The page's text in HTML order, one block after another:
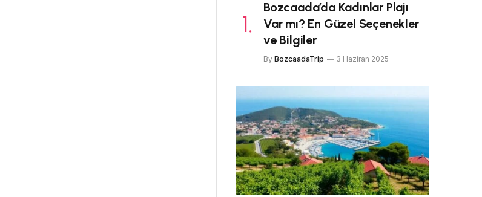
Bozcaada’da Kadınlar Plajı
Var mı? En Güzel Seçenekler
ve Bilgiler
By BozcaadaTrip 3 Haziran 2025